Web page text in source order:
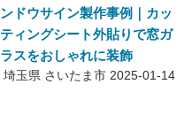
ンドウサイン製作事例｜カッ
ティングシート外貼りで窓ガ
ラスをおしゃれに装飾
埼玉県 さいたま市 2025-01-14